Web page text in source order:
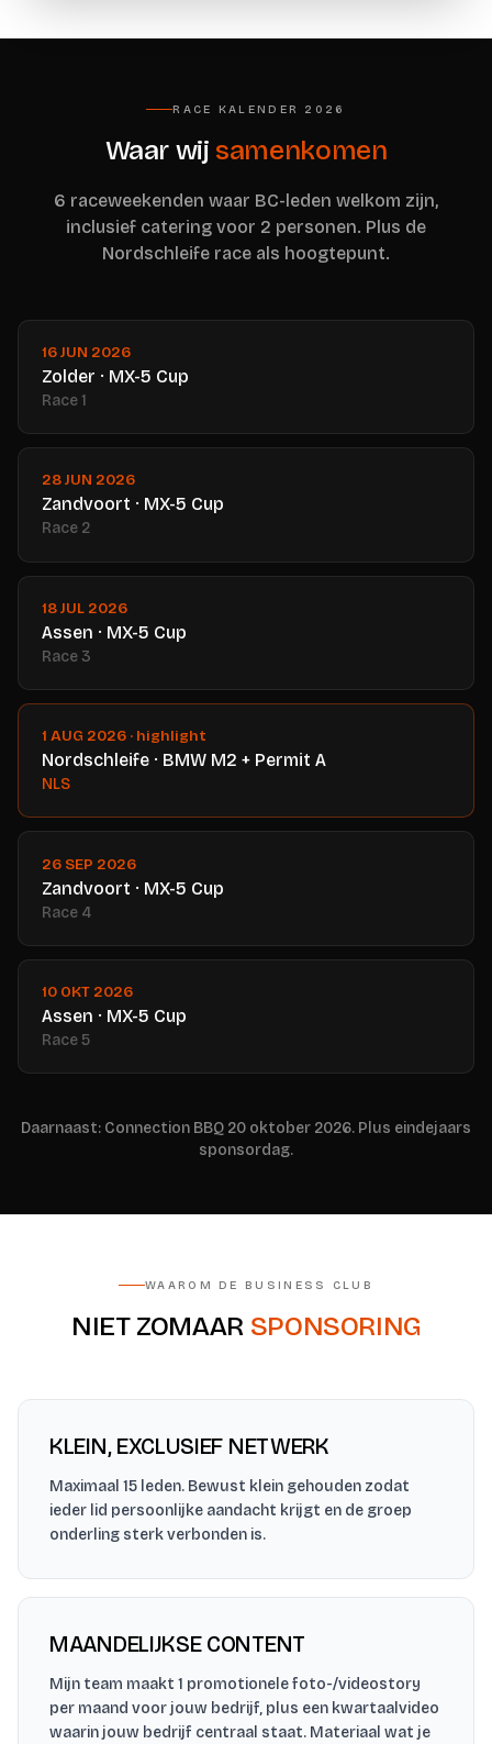
RACE KALENDER 2026
Waar wij samenkomen
6 raceweekenden waar BC-leden welkom zijn,
inclusief catering voor 2 personen. Plus de
Nordschleife race als hoogtepunt.
16 JUN 2026
Zolder · MX-5 Cup
Race 1
28 JUN 2026
Zandvoort · MX-5 Cup
Race 2
18 JUL 2026
Assen · MX-5 Cup
Race 3
1 AUG 2026 · highlight
Nordschleife · BMW M2 + Permit A
NLS
26 SEP 2026
Zandvoort · MX-5 Cup
Race 4
10 OKT 2026
Assen · MX-5 Cup
Race 5
Daarnaast: Connection BBQ 20 oktober 2026. Plus eindejaars
sponsordag.
WAAROM DE BUSINESS CLUB
NIET ZOMAAR SPONSORING
KLEIN, EXCLUSIEF NETWERK
Maximaal 15 leden. Bewust klein gehouden zodat
ieder lid persoonlijke aandacht krijgt en de groep
onderling sterk verbonden is.
MAANDELIJKSE CONTENT
Mijn team maakt 1 promotionele foto-/videostory
per maand voor jouw bedrijf, plus een kwartaalvideo
waarin jouw bedrijf centraal staat. Materiaal wat je